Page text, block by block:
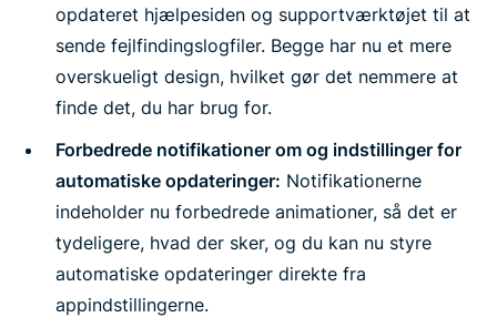
opdateret hjælpesiden og supportværktøjet til at
sende fejlfindingslogfiler. Begge har nu et mere
overskueligt design, hvilket gør det nemmere at
finde det, du har brug for.
Forbedrede notifikationer om og indstillinger for
automatiske opdateringer: Notifikationerne
indeholder nu forbedrede animationer, så det er
tydeligere, hvad der sker, og du kan nu styre
automatiske opdateringer direkte fra
appindstillingerne.